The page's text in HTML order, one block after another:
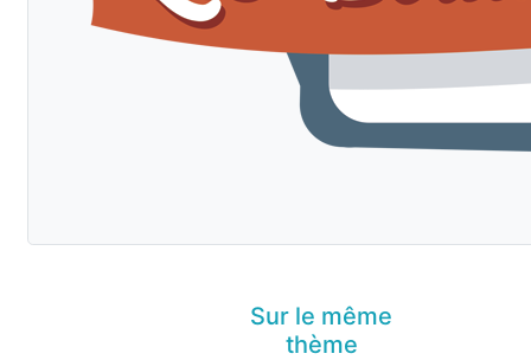
Sur le même
thème